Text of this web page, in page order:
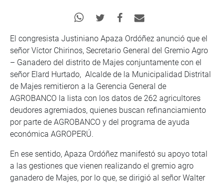
El congresista Justiniano Apaza Ordóñez anunció que el
señor Víctor Chirinos, Secretario General del Gremio Agro
– Ganadero del distrito de Majes conjuntamente con el
señor Elard Hurtado, Alcalde de la Municipalidad Distrital
de Majes remitieron a la Gerencia General de
AGROBANCO la lista con los datos de 262 agricultores
deudores agremiados, quienes buscan refinanciamiento
por parte de AGROBANCO y del programa de ayuda
económica AGROPERÚ.
En ese sentido, Apaza Ordóñez manifestó su apoyo total
a las gestiones que vienen realizando el gremio agro
ganadero de Majes, por lo que, se dirigió al señor Walter